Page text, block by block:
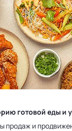
готовой еды и
продаж и